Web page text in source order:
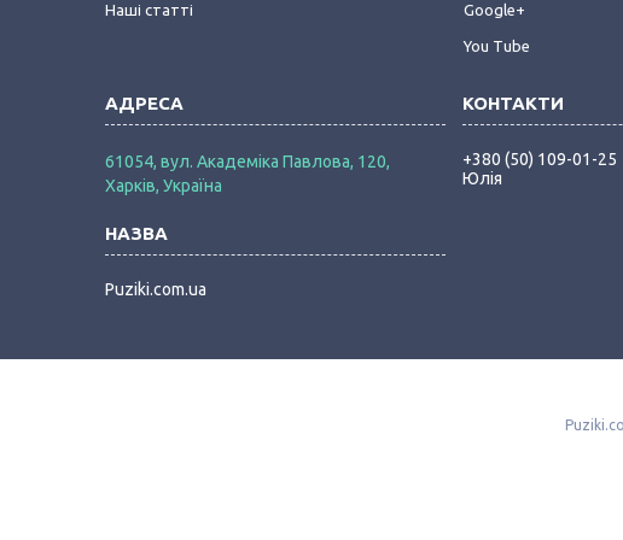
Наші статті Google+
You Tube
61054, вул. Академіка Павлова, 120,
Харків, Україна
Puziki.com.ua
+380 (50) 109-01-25
Юлія